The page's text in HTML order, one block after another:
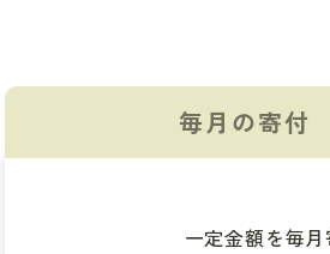
毎月の寄付
一定金額を毎